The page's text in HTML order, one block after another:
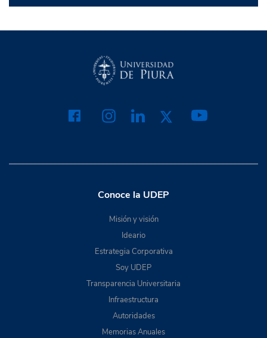
Conoce la UDEP
Misión y visión
Ideario
Estrategia Corporativa
Soy UDEP
Transparencia Universitaria
Infraestructura
Autoridades
Memorias Anuales